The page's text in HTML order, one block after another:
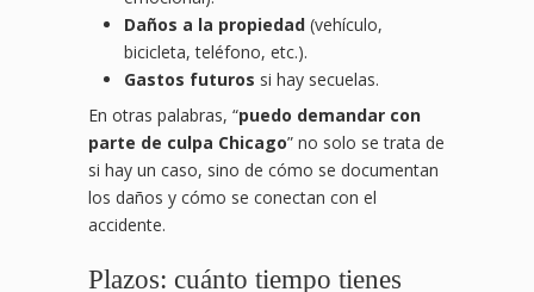
Daños a la propiedad (vehículo,
bicicleta, teléfono, etc.).
Gastos futuros si hay secuelas.
En otras palabras, “puedo demandar con
parte de culpa Chicago” no solo se trata de
si hay un caso, sino de cómo se documentan
los daños y cómo se conectan con el
accidente.
Plazos: cuánto tiempo tienes